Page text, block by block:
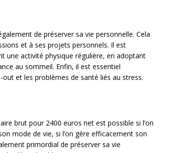
de préserver sa vie personnelle. Cela
et à ses projets personnels. Il est
une activité physique régulière, en adoptant
au sommeil. Enfin, il est essentiel
et les problèmes de santé liés au stress.
brut pour 2400 euros net est possible si l’on
mode de vie, si l’on gère efficacement son
primordial de préserver sa vie